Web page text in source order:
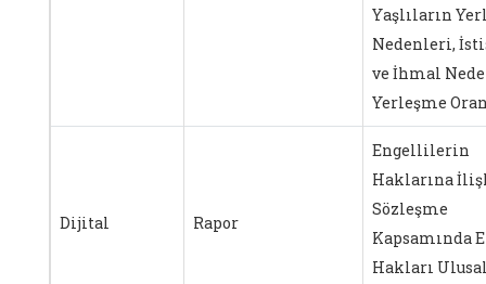
Yaşlıların
Nedenleri,
ve İhmal
Yerleşme
Dijital Rapor
Engellilerin
Haklarına
Sözleşme
Kapsamında
Hakları